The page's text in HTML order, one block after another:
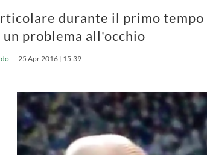
durante il primo
problema all'occhio
25 Apr 2016 | 15:39